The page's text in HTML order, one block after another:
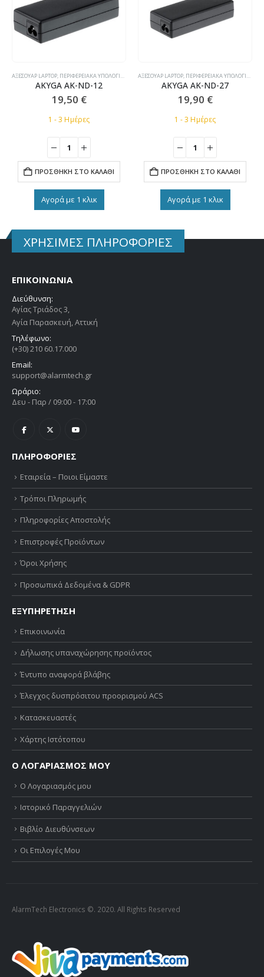
ΤΣΆΝΤΕΣ LAPTOP
ΑΞΕΣΟΥΆΡ LAPTOP, ΠΕΡΙΦΕΡΕΙΑΚΆ ΥΠΟΛΟΓΙΣΤΏΝ ΤΡΟΦΟΔΟΤΙΚΆ LAPTOP ΣΥΜΒΑΤΆ
AKYGA AK-ND-12
19,50 €
1 - 3 Ημέρες
ΠΡΟΣΘΉΚΗ ΣΤΟ ΚΑΛΆΘΙ
Αγορά με 1 κλικ
ΑΞΕΣΟΥΆΡ LAPTOP, ΠΕΡΙΦΕΡΕΙΑΚΆ ΥΠΟΛΟΓΙΣΤΏΝ
AKYGA AK-ND-27
19,90 €
1 - 3 Ημέρες
ΠΡΟΣΘΉΚΗ ΣΤΟ ΚΑΛΆΘΙ
Αγορά με 1 κλικ
ΧΡΗΣΙΜΕΣ ΠΛΗΡΟΦΟΡΙΕΣ
ΕΠΙΚΟΙΝΩΝΙΑ
Διεύθυνση:
Αγίας Τριάδος 3,
Αγία Παρασκευή, Αττική
Τηλέφωνο:
(+30) 210 60.17.000
Email:
support@alarmtech.gr
Ωράριο:
Δευ - Παρ / 09:00 - 17:00
ΠΛΗΡΟΦΟΡΙΕΣ
Εταιρεία – Ποιοι Είμαστε
Τρόποι Πληρωμής
Πληροφορίες Αποστολής
Επιστροφές Προϊόντων
Όροι Χρήσης
Προσωπικά Δεδομένα & GDPR
ΕΞΥΠΗΡΕΤΗΣΗ
Επικοινωνία
Δήλωσης υπαναχώρησης προϊόντος
Έντυπο αναφορά βλάβης
Έλεγχος δυσπρόσιτου προορισμού ACS
Κατασκευαστές
Χάρτης Ιστότοπου
Ο ΛΟΓΑΡΙΑΣΜΟΣ ΜΟΥ
Ο Λογαριασμός μου
Ιστορικό Παραγγελιών
Βιβλίο Διευθύνσεων
Οι Επιλογές Μου
AlarmTech Electronics ©. 2020. All Rights Reserved